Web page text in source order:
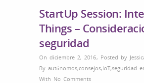
StartUp Session:
Things –
seguridad
On diciembre 2, 2016, Posted by
By autónomos,consejos,IoT,seguridad
With No Comments